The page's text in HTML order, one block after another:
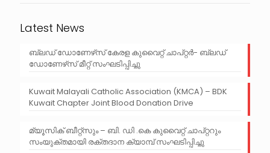
Latest News
ബ്ലഡ് ഡോണേഴ്‌സ് കേരള കുവൈറ്റ് ചാപ്റ്റർ- ബ്ലഡ്
ഡോണേഴ്‌സ് മീറ്റ് സംഘടിപ്പിച്ചു
Kuwait Malayali Catholic Association (KMCA) – BDK
Kuwait Chapter Joint Blood Donation Drive
മ്യൂസിക് ബീറ്റ്‌സും – ബി. ഡി .കെ കുവൈറ്റ് ചാപ്റ്ററും
സംയുക്തമായി രക്തദാന ക്യാമ്പ് സംഘടിപ്പിച്ചു